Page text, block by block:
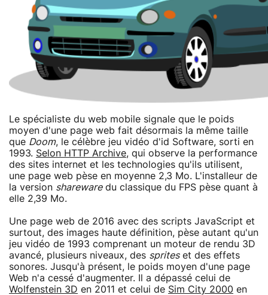
Le spécialiste du web mobile signale que le poids
moyen d'une page web fait désormais la même taille
que Doom, le célèbre jeu vidéo d'id Software, sorti en
1993. Selon HTTP Archive, qui observe la performance
des sites internet et les technologies qu'ils utilisent,
une page web pèse en moyenne 2,3 Mo. L'installeur de
la version sharewaredu classique du FPS pèse quant à
elle 2,39 Mo.
Une page web de 2016 avec des scripts JavaScript et
surtout, des images haute définition, pèse autant qu'un
jeu vidéo de 1993 comprenant un moteur de rendu 3D
avancé, plusieurs niveaux, des spriteset des effets
sonores. Jusqu'à présent, le poids moyen d'une page
Web n'a cessé d'augmenter. Il a dépassé celui de
Wolfenstein 3D en 2011 et celui de Sim City 2000 en